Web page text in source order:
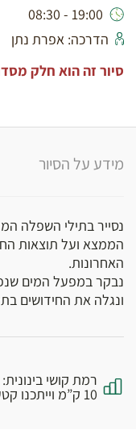
19:00 - 08:30
הדרכה: אפרת נתן
סיור זה הוא חלק
מידע על הסיור
נסייר בתילי השפלה
הממצא ועל תוצאות
האחרונות.
נבקר במפעל המים
ונגלה את החידושים
רמת קושי
10 ק”מ וייתכנו קטעי אתגר קלים.